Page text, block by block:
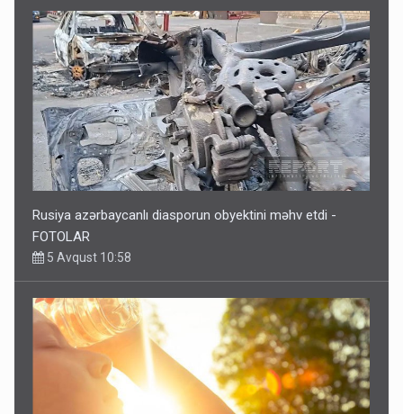
Rusiya azərbaycanlı diasporun obyektini məhv etdi -
FOTOLAR
5 Avqust 10:58